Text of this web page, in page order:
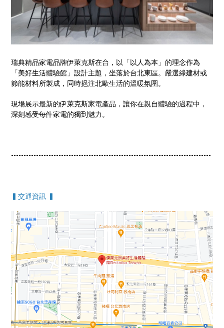
瑞典精品家電品牌伊萊克斯在台，以「以人為本」的理念作為
「美好生活體驗館」設計主題，坐落於台北東區。嚴選綠建材或
節能材料所製成，同時挹注北歐生活的溫暖氛圍。
現場展示最新的伊萊克斯家電產品，讓你在親自體驗的過程中，
深刻感受每件家電的獨到魅力。
--------------------------------------------------------------------------------
▍交通資訊 ▍